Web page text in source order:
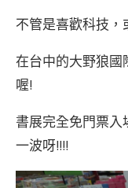
不管是喜歡科技，
在台中的大野狼國
喔!
書展完全免門票
一波呀!!!!